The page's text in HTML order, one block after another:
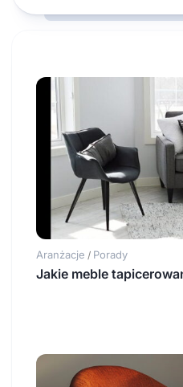
Aranżacje / Porady
Jakie meble